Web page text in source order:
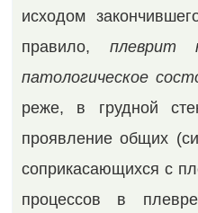
исходом
правило, плеврит
патологическое
реже, в грудной
проявление общих
соприкасающихся с
процессов в